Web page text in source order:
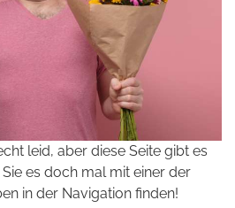
leid, aber diese Seite gibt es
es doch mal mit einer der
in der Navigation finden!